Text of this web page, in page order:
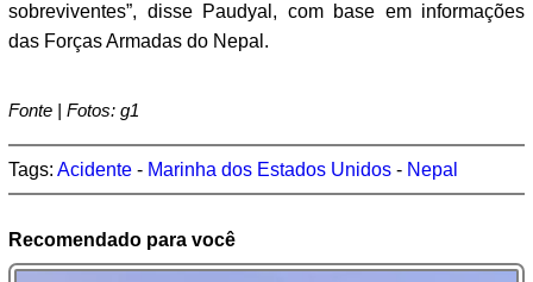
sobreviventes”, disse Paudyal, com base em informações
das Forças Armadas do Nepal.
Fonte | Fotos: g1
Tags: Acidente - Marinha dos Estados Unidos - Nepal
Recomendado para você